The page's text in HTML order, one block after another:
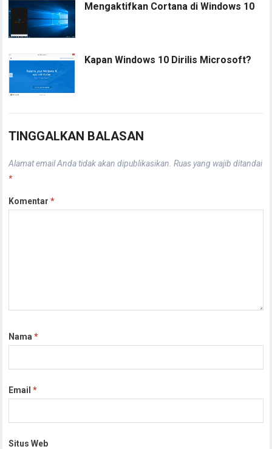
Mengaktifkan Cortana di Windows 10
Kapan Windows 10 Dirilis Microsoft?
TINGGALKAN BALASAN
Alamat email Anda tidak akan dipublikasikan. Ruas yang wajib ditandai
*
Komentar*
Nama*
Email*
Situs Web